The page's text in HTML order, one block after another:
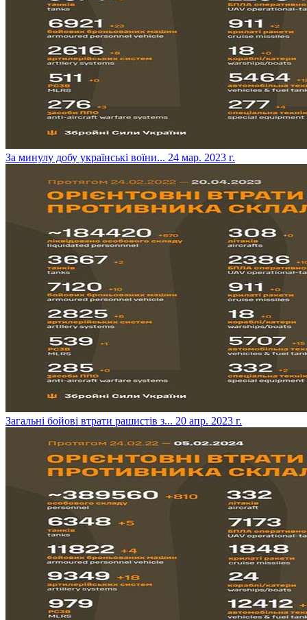
​За минулу добу українські воїни... 24 мар. 2023 г.
​Загальні бойові втрати рашистів з... 20 апр. 2023 г.